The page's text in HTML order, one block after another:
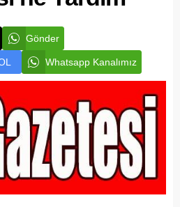
Gönder
Whatsapp Kanalımız